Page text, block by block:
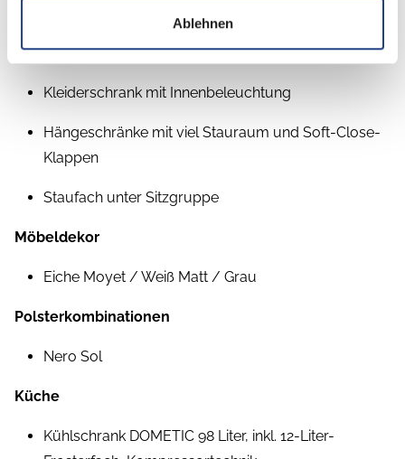
Ablehnen
Einhängetisch
Kleiderschrank mit Innenbeleuchtung
Hängeschränke mit viel Stauraum und Soft-Close-
Klappen
Staufach unter Sitzgruppe
Möbeldekor
Eiche Moyet / Weiß Matt / Grau
Polsterkombinationen
Nero Sol
Küche
Kühlschrank DOMETIC 98 Liter, inkl. 12-Liter-